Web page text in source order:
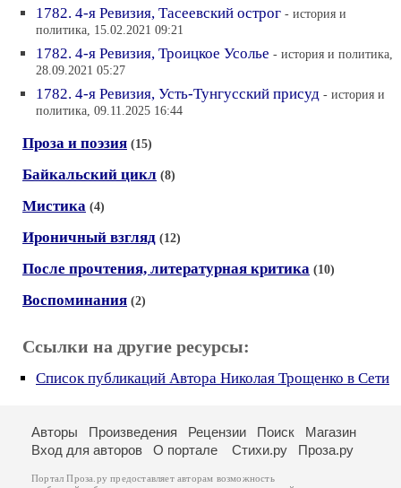
1782. 4-я Ревизия, Тасеевский острог - история и
политика, 15.02.2021 09:21
1782. 4-я Ревизия, Троицкое Усолье - история и политика,
28.09.2021 05:27
1782. 4-я Ревизия, Усть-Тунгусский присуд - история и
политика, 09.11.2025 16:44
Проза и поэзия (15)
Байкальский цикл (8)
Мистика (4)
Ироничный взгляд (12)
После прочтения, литературная критика (10)
Воспоминания (2)
Ссылки на другие ресурсы:
Список публикаций Автора Николая Трощенко в Сети
Авторы Произведения Рецензии Поиск
Магазин
Вход для авторов
О портале Стихи.ру Проза.ру
Портал Проза.ру предоставляет авторам возможность